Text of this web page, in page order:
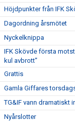
Höjdpunkter från IFK
Dagordning årsmötet
Nyckelknippa
IFK Skövde första
kul avbrott”
Grattis
Gamla Giffares
TG&IF vann dramatiskt
Nyårslotter